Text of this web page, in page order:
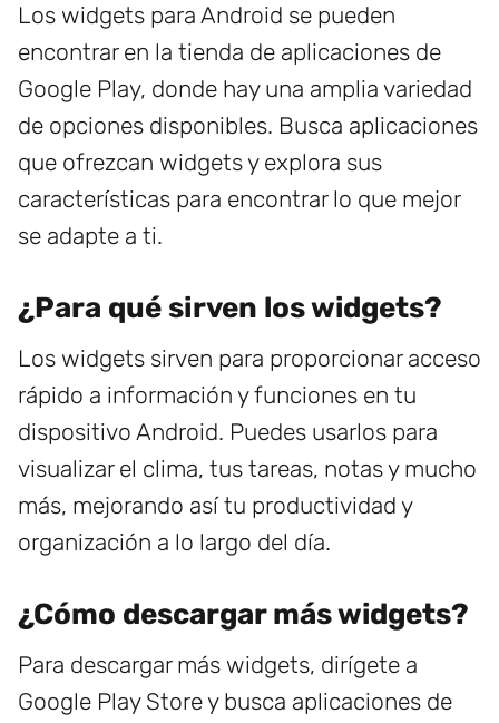
Los widgets para Android se pueden
encontrar en la tienda de aplicaciones de
Google Play, donde hay una amplia variedad
de opciones disponibles. Busca aplicaciones
que ofrezcan widgets y explora sus
características para encontrar lo que mejor
se adapte a ti.
¿Para qué sirven los widgets?
Los widgets sirven para proporcionar acceso
rápido a información y funciones en tu
dispositivo Android. Puedes usarlos para
visualizar el clima, tus tareas, notas y mucho
más, mejorando así tu productividad y
organización a lo largo del día.
¿Cómo descargar más widgets?
Para descargar más widgets, dirígete a
Google Play Store y busca aplicaciones de